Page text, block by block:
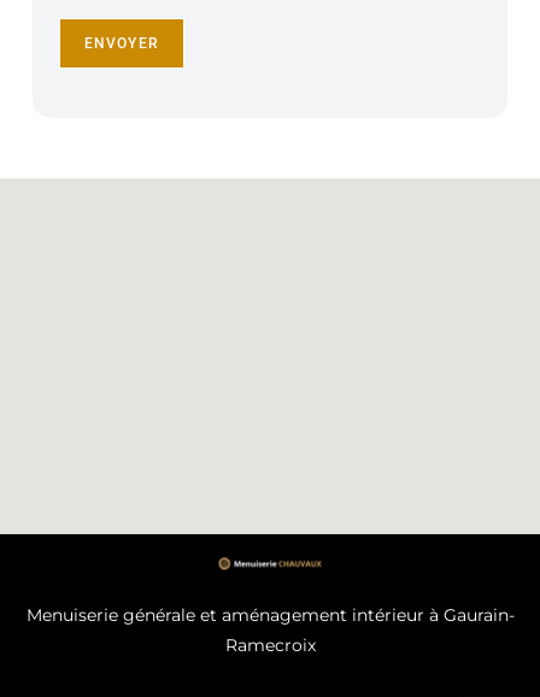
Menuiserie générale et aménagement intérieur à Gaurain-
Ramecroix